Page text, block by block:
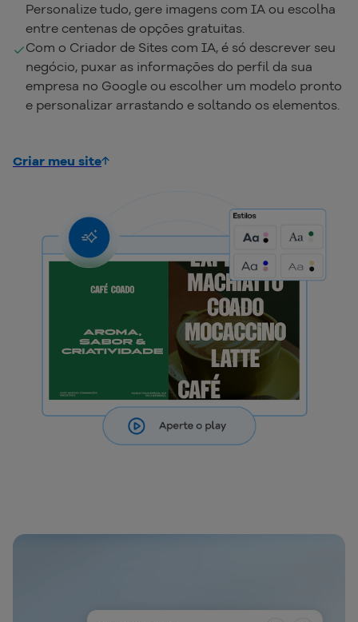
Personalize tudo, gere imagens com IA ou escolha
entre centenas de opções gratuitas.
Com o Criador de Sites com IA, é só descrever seu
negócio, puxar as informações do perfil da sua
empresa no Google ou escolher um modelo pronto
e personalizar arrastando e soltando os elementos.
Criar meu site